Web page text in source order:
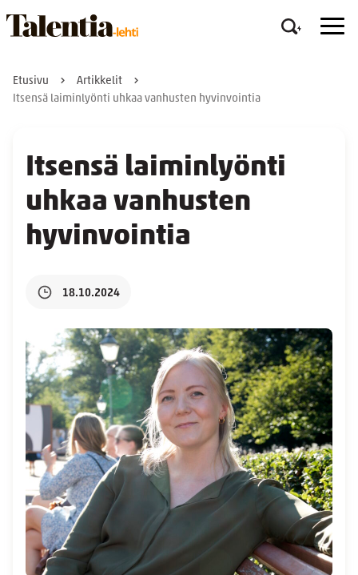
Etusivu
Artikkelit
Itsensä laiminlyönti uhkaa vanhusten hyvinvointia
Itsensä laiminlyönti
uhkaa vanhusten
hyvinvointia
18.10.2024